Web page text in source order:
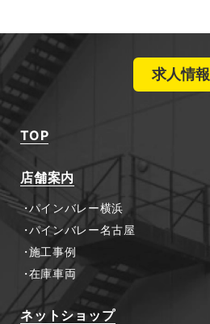
求人情報
TOP
店舗案内
パインバレー横浜
パインバレー名古屋
施工事例
在庫車両
ネットショップ